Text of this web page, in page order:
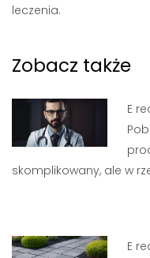
leczenia.
Zobacz także
E
skomplikowany, ale w
E